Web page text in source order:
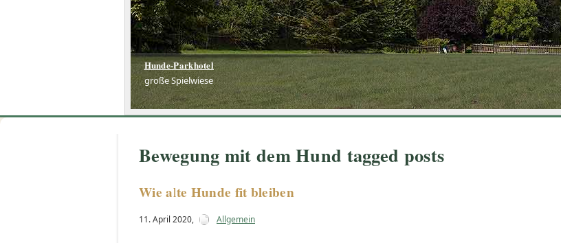
Hunde-Parkhotel
große Spielwiese
Hunde-Parkhotel
große Spielwiese
1 2 3 4 5 6
Bewegung mit dem Hund tagged posts
Wie alte Hunde fit bleiben
11. April 2020, Allgemein